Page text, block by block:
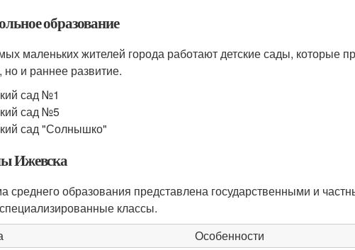
образование
маленьких жителей города работают детские сады, которые
но и раннее развитие.
сад №1
сад №5
сад "Солнышко"
Ижевска
среднего образования представлена государственными и
классы.
Особенности